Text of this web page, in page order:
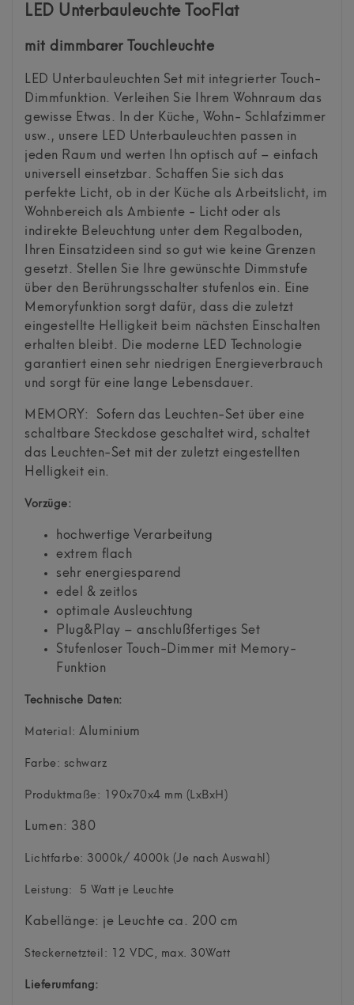
LED Unterbauleuchte TooFlat
mit dimmbarer Touchleuchte
LED Unterbauleuchten Set mit integrierter Touch-
Dimmfunktion. Verleihen Sie Ihrem Wohnraum das
gewisse Etwas. In der Küche, Wohn- Schlafzimmer
usw., unsere LED Unterbauleuchten passen in
jeden Raum und werten Ihn optisch auf – einfach
universell einsetzbar. Schaffen Sie sich das
perfekte Licht, ob in der Küche als Arbeitslicht, im
Wohnbereich als Ambiente - Licht oder als
indirekte Beleuchtung unter dem Regalboden,
Ihren Einsatzideen sind so gut wie keine Grenzen
gesetzt. Stellen Sie Ihre gewünschte Dimmstufe
über den Berührungsschalter stufenlos ein. Eine
Memoryfunktion sorgt dafür, dass die zuletzt
eingestellte Helligkeit beim nächsten Einschalten
erhalten bleibt. Die moderne LED Technologie
garantiert einen sehr niedrigen Energieverbrauch
und sorgt für eine lange Lebensdauer.
MEMORY: Sofern das Leuchten-Set über eine
schaltbare Steckdose geschaltet wird, schaltet
das Leuchten-Set mit der zuletzt eingestellten
Helligkeit ein.
Vorzüge:
hochwertige Verarbeitung
extrem flach
sehr energiesparend
edel & zeitlos
optimale Ausleuchtung
Plug&Play – anschlußfertiges Set
Stufenloser Touch-Dimmer mit Memory-
Funktion
Technische Daten:
Material: Aluminium
Farbe: schwarz
Produktmaße: 190x70x4 mm (LxBxH)
Lumen: 380
Lichtfarbe: 3000k/ 4000k (Je nach Auswahl)
Leistung: 5 Watt je Leuchte
Kabellänge: je Leuchte ca. 200 cm
Steckernetzteil: 12 VDC, max. 30Watt
Lieferumfang: